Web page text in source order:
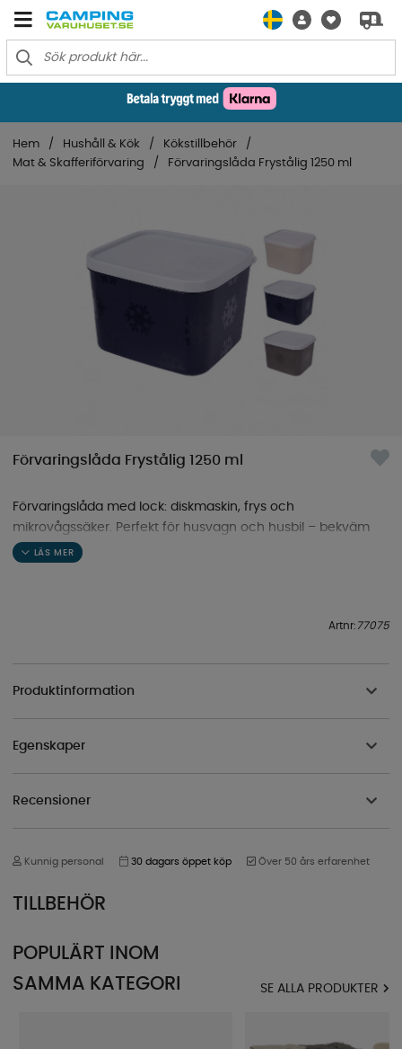
Hem Hushåll & Kök
Kökstillbehör
Mat & Skafferiförvaring
Förvaringslåda Frystålig 1250 ml
Förvaringslåda Frystålig 1250 ml
Förvaringslåda med lock: diskmaskin, frys och
mikrovågssäker. Perfekt för husvagn och husbil – bekväm
matlagning och förvaring på farten!
Artnr: 77075
Produktinformation
Egenskaper
Recensioner
Kunnig personal 30 dagars öppet köp Över 50 års erfarenhet
TILLBEHÖR
POPULÄRT INOM
SAMMA KATEGORI
SE ALLA PRODUKTER